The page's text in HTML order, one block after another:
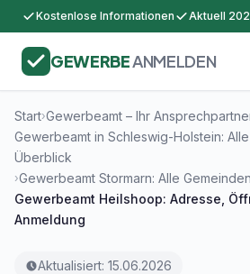
Kostenlose Informationen Aktuell
GEWERBEANMELDEN
Start›Gewerbeamt – Ihr
Gewerbeamt in Schleswig-Holstein:
Überblick
›Gewerbeamt Stormarn: Alle
Gewerbeamt Heilshoop: Adresse,
Anmeldung
Aktualisiert: 15.06.2026